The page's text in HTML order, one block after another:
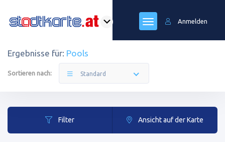
Anmelden
Ergebnisse für: Pools
Sortieren nach: Standard
Filter Ansicht auf der Karte